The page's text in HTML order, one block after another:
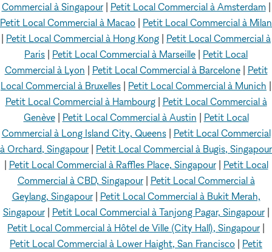
Commercial à Singapour| Petit Local Commercial à Amsterdam|
Petit Local Commercial à Macao
Petit Local Commercial à Milan
Petit Local Commercial à Hong Kong
Petit Local Commercial à
Paris
Petit Local Commercial à Marseille
Petit Local
Commercial à Lyon
Petit Local Commercial à Barcelone| Petit
Local Commercial à Bruxelles
Petit Local Commercial à Munich
Petit Local Commercial à Hambourg| Petit Local Commercial à
Genève| Petit Local Commercial à Austin
Petit Local
Commercial à Long Island City, Queens| Petit Local Commercial
à Orchard, Singapour
Petit Local Commercial à Bugis, Singapour
Petit Local Commercial à Raffles Place, Singapour| Petit Local
Commercial à CBD, Singapour| Petit Local Commercial à
Geylang, Singapour| Petit Local Commercial à Bukit Merah,
Singapour| Petit Local Commercial à Tanjong Pagar, Singapour|
Petit Local Commercial à Hôtel de Ville (City Hall), Singapour
Petit Local Commercial à Lower Haight, San Francisco
Petit